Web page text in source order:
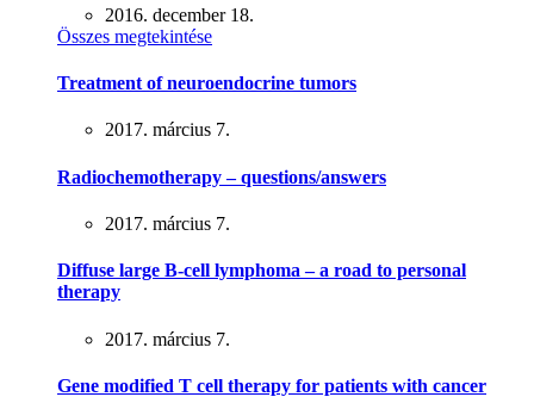
2016. december 18.
Összes megtekintése
Treatment of neuroendocrine tumors
2017. március 7.
Radiochemotherapy – questions/answers
2017. március 7.
Diffuse large B-cell lymphoma – a road to personal
therapy
2017. március 7.
Gene modified T cell therapy for patients with cancer